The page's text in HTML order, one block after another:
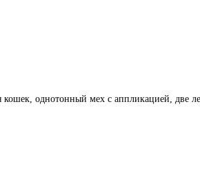
кошек, однотонный мех с аппликацией, две